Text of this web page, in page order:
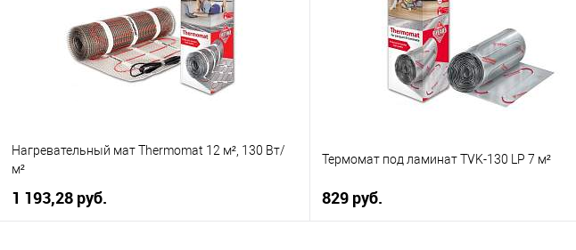
Уточняйте наличие у
менеджера
В избранное
менеджера
Нагревательный мат Thermomat 12 м², 130 Вт/
м²
1 193,28 pуб.
Термомат под ламинат TVK-130 LP 7 м²
829 pуб.